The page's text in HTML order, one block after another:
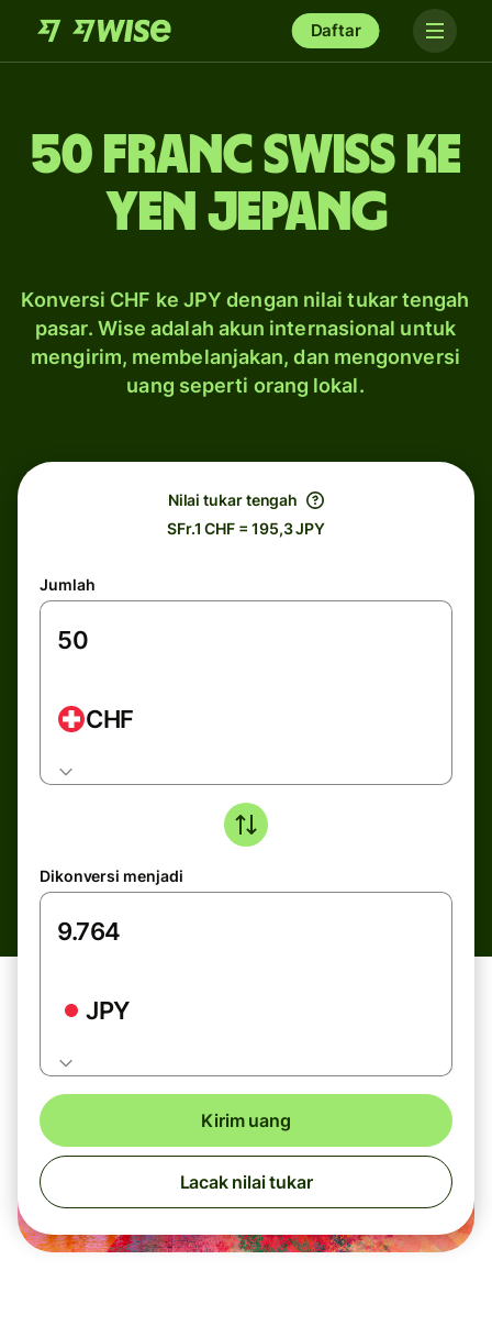
Daftar
50 franc Swiss ke
yen Jepang
Konversi CHF ke JPY dengan nilai tukar tengah
pasar. Wise adalah akun internasional untuk
mengirim, membelanjakan, dan mengonversi
uang seperti orang lokal.
Nilai tukar tengah
SFr.1 CHF = 195,3 JPY
Jumlah
CHF
Dikonversi menjadi
JPY
Kirim uang
Lacak nilai tukar